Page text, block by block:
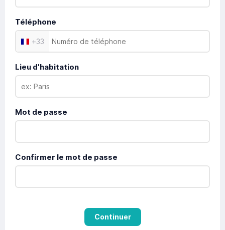
Téléphone
+33
Lieu d'habitation
Mot de passe
Confirmer le mot de passe
Continuer